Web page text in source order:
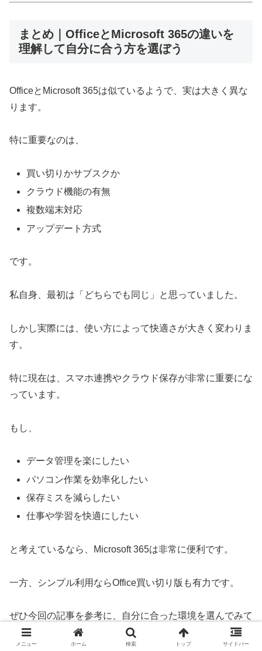
まとめ｜OfficeとMicrosoft 365の違いを
理解して自分に合う方を選ぼう
OfficeとMicrosoft 365は似ているようで、実は大きく異な
ります。
特に重要なのは、
買い切りかサブスクか
クラウド機能の有無
複数端末対応
アップデート方式
です。
私自身、最初は「どちらでも同じ」と思っていました。
しかし実際には、使い方によって快適さが大きく変わりま
す。
特に現在は、スマホ連携やクラウド保存が非常に重要にな
っています。
もし、
データ管理を楽にしたい
パソコン作業を効率化したい
保存ミスを減らしたい
仕事や学習を快適にしたい
と考えているなら、Microsoft 365は非常に便利です。
一方、シンプル利用ならOffice買い切り版も有力です。
ぜひ今回の記事を参考に、自分に合った環境を選んでみて
ください。
メニュー ホーム 検索 トップ サイドバー